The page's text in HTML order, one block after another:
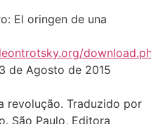
El oringen de una
de Agosto de 2015
revolução. Traduzido por
São Paulo, Editora